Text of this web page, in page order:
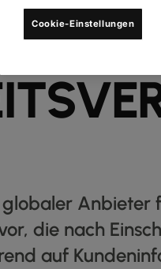
globaler
die nach
auf
Cookie-Einstellungen